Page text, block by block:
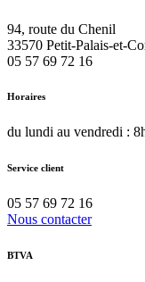
94, route du Chenil
33570 Petit-Palais-et-
05 57 69 72 16
Horaires
du lundi au vendredi :
Service client
05 57 69 72 16
Nous contacter
BTVA